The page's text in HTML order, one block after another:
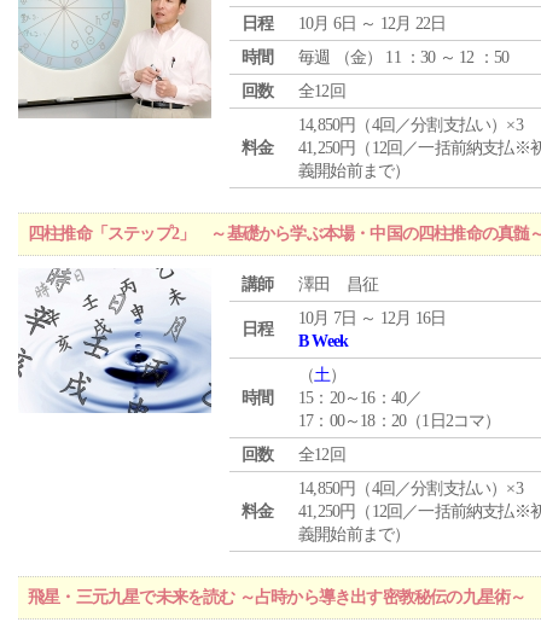
日程
10月 6日 ～ 12月 22日
時間
毎週 （金） 11 ：30 ～ 12 ：50
回数
全12回
料金
14,850円（4回／分割支払い）×3
41,250円（12回／一括前納支払※
義開始前まで）
四柱推命「ステップ2」 ～基礎から学ぶ本場・中国の四柱推命の真髄
講師 澤田 昌征
日程
10月 7日 ～ 12月 16日
B Week
時間
（土）
15：20～16：40／
17：00～18：20（1日2コマ）
回数
全12回
料金
14,850円（4回／分割支払い）×3
41,250円（12回／一括前納支払※
義開始前まで）
飛星・三元九星で未来を読む ～占時から導き出す密教秘伝の九星術～